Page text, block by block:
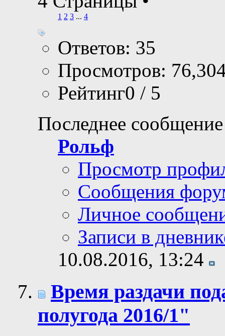
1 2 3 ... 4
Ответов: 35
Просмотров:
Рейтинг0 / 5
Последнее
Рольф
Просмотр
Сообщения
Личное
Записи в
10.08.2016, 13:24
Время раздачи
полугода 2016/1"